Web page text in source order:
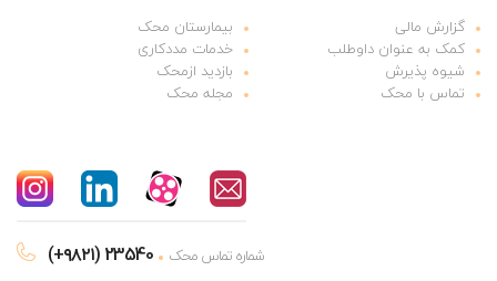
گزارش مالی
بیمارستان محک
کمک به عنوان داوطلب
خدمات مددکاری
شیوه پذیرش
بازدید ازمحک
تماس با محک
مجله محک
(+۹۸۲۱) 23540 شماره تماس محک